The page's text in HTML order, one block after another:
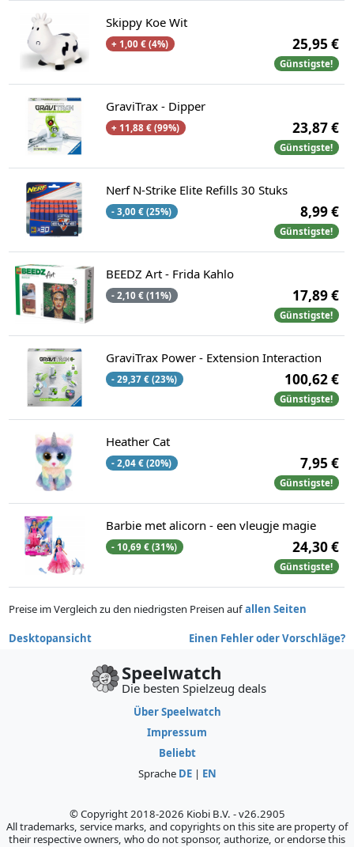
Skippy Koe Wit
+ 1,00 € (4%) 25,95 €
Günstigste!
GraviTrax - Dipper
+ 11,88 € (99%) 23,87 €
Günstigste!
Nerf N-Strike Elite Refills 30 Stuks
- 3,00 € (25%) 8,99 €
Günstigste!
BEEDZ Art - Frida Kahlo
- 2,10 € (11%) 17,89 €
Günstigste!
GraviTrax Power - Extension Interaction
- 29,37 € (23%) 100,62 €
Günstigste!
Heather Cat
- 2,04 € (20%) 7,95 €
Günstigste!
Barbie met alicorn - een vleugje magie
- 10,69 € (31%) 24,30 €
Günstigste!
Preise im Vergleich zu den niedrigsten Preisen aufallen Seiten
Desktopansicht Einen Fehler oder Vorschläge?
Speelwatch
Die besten Spielzeug deals
Über Speelwatch
Impressum
Beliebt
Sprache DE| EN
© Copyright 2018-2026 Kiobi B.V. - v26.2905
All trademarks, service marks, and copyrights on this site are property of
their respective owners, who do not sponsor, authorize, or endorse this